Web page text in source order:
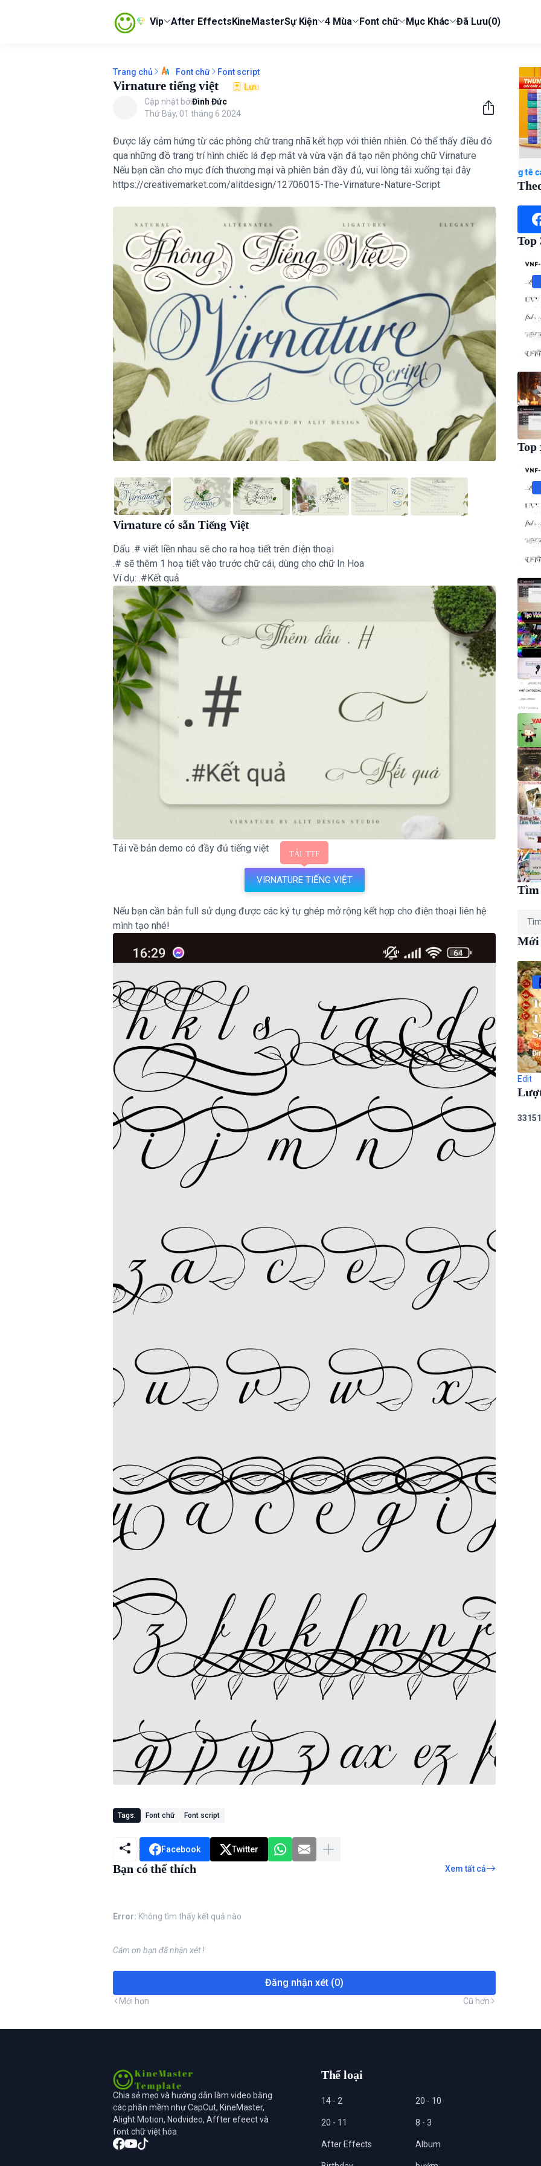
Vip After EffectsKineMasterSự Kiện 4 Mùa Font chữ Mục Khác Đã Lưu(0)
Trang chủ Font chữ Font script
Virnature tiếng việt Lưu
Cập nhật bởiĐình Đức
Thứ Bảy, 01 tháng 6 2024
Được lấy cảm hứng từ các phông chữ trang nhã kết hợp với thiên nhiên. Có thể thấy điều đó
qua những đồ trang trí hình chiếc lá đẹp mắt và vừa vặn đã tạo nên phông chữ Virnature
Nếu bạn cần cho mục đích thương mại và phiên bản đầy đủ, vui lòng tải xuống tại đây
https://creativemarket.com/alitdesign/12706015-The-Virnature-Nature-Script
Virnature có sẵn Tiếng Việt
Dấu .# viết liền nhau sẽ cho ra hoạ tiết trên điện thoại
.# sẽ thêm 1 hoạ tiết vào trước chữ cái, dùng cho chữ In Hoa
Ví dụ: .#Kết quả
Tải về bản demo có đầy đủ tiếng việt
VIRNATURE TIẾNG VIỆT
Nếu bạn cần bản full sử dụng được các ký tự ghép mở rộng kết hợp cho điện thoại liên hệ
mình tạo nhé!
Tags: Font chữ Font script
Facebook Twitter
Bạn có thể thích Xem tất cả
Error: Không tìm thấy kết quả nào
Cám ơn bạn đã nhận xét !
Đăng nhận xét (0)
Mới hơn Cũ hơn
(Ủng hộ admin) Xem ngay Combo 20 chân gà rút xương tê cay - ĂN CÙNG
Top
Top
Tìm
Mới
Edit
33151
Chia sẻ mẹo và hướng dẫn làm video bằng
các phần mềm như CapCut, KineMaster,
Alight Motion, Nodvideo, Affter efeect và
font chữ việt hóa
Thể loại
14 - 2 20 - 10
20 - 11 8 - 3
After Effects Album